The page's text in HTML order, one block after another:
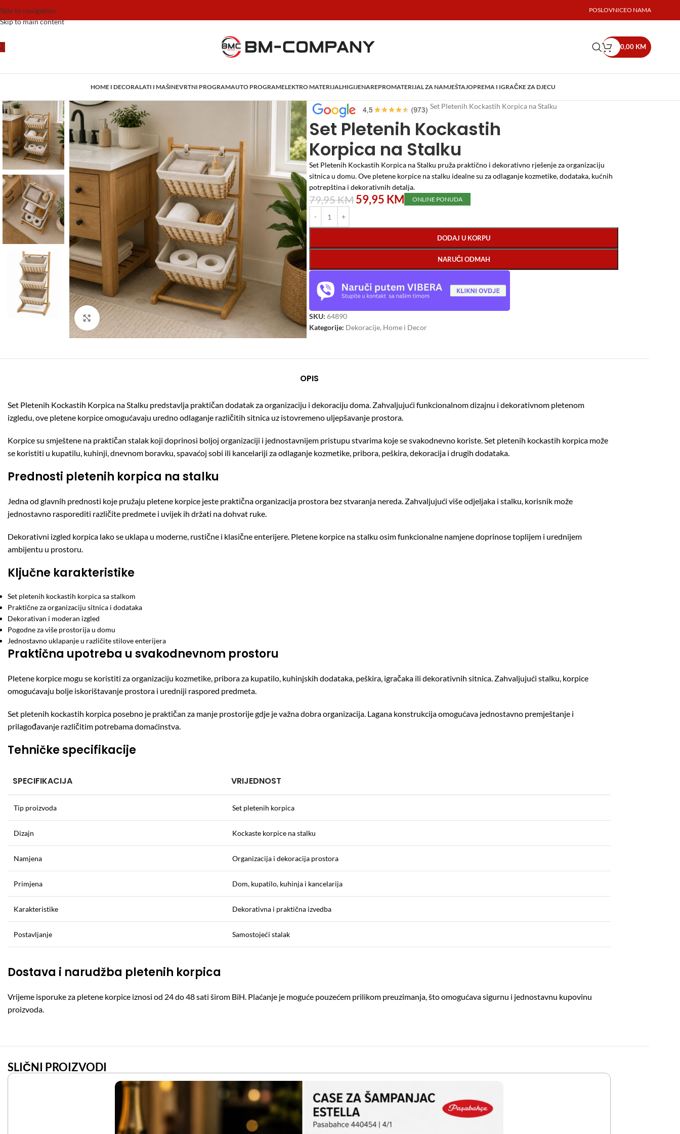
Skip to navigation
Skip to main content
POSLOVNICEO NAMA
0,00 KM
HOME I DECORALATI I MAŠINEVRTNI PROGRAMAUTO PROGRAMELEKTRO MATERIJALHIGIJENAREPROMATERIJAL ZA NAMJEŠTAJOPREMA I IGRAČKE ZA DJECU
Click to enlarge
Početna/Home i Decor/ Dekoracije/ Set Pletenih Kockastih Korpica na Stalku
Set Pletenih Kockastih
Korpica na Stalku
Set Pletenih Kockastih Korpica na Stalku pruža praktično i dekorativno rješenje za organizaciju
sitnica u domu. Ove pletene korpice na stalku idealne su za odlaganje kozmetike, dodataka, kućnih
potrepština i dekorativnih detalja.
79,95KM 59,95 KM ONLINE PONUDA
DODAJ U KORPU
NARUČI ODMAH
SKU: 64890
Kategorije: Dekoracije, Home i Decor
OPIS
Set Pletenih Kockastih Korpica na Stalku predstavlja praktičan dodatak za organizaciju i dekoraciju doma. Zahvaljujući funkcionalnom dizajnu i dekorativnom pletenom
izgledu, ove pletene korpice omogućavaju uredno odlaganje različitih sitnica uz istovremeno uljepšavanje prostora.
Korpice su smještene na praktičan stalak koji doprinosi boljoj organizaciji i jednostavnijem pristupu stvarima koje se svakodnevno koriste. Set pletenih kockastih korpica može
se koristiti u kupatilu, kuhinji, dnevnom boravku, spavaćoj sobi ili kancelariji za odlaganje kozmetike, pribora, peškira, dekoracija i drugih dodataka.
Prednosti pletenih korpica na stalku
Jedna od glavnih prednosti koje pružaju pletene korpice jeste praktična organizacija prostora bez stvaranja nereda. Zahvaljujući više odjeljaka i stalku, korisnik može
jednostavno rasporediti različite predmete i uvijek ih držati na dohvat ruke.
Dekorativni izgled korpica lako se uklapa u moderne, rustične i klasične enterijere. Pletene korpice na stalku osim funkcionalne namjene doprinose toplijem i urednijem
ambijentu u prostoru.
Ključne karakteristike
Set pletenih kockastih korpica sa stalkom
Praktične za organizaciju sitnica i dodataka
Dekorativan i moderan izgled
Pogodne za više prostorija u domu
Jednostavno uklapanje u različite stilove enterijera
Praktična upotreba u svakodnevnom prostoru
Pletene korpice mogu se koristiti za organizaciju kozmetike, pribora za kupatilo, kuhinjskih dodataka, peškira, igračaka ili dekorativnih sitnica. Zahvaljujući stalku, korpice
omogućavaju bolje iskorištavanje prostora i uredniji raspored predmeta.
Set pletenih kockastih korpica posebno je praktičan za manje prostorije gdje je važna dobra organizacija. Lagana konstrukcija omogućava jednostavno premještanje i
prilagođavanje različitim potrebama domaćinstva.
Tehničke specifikacije
SPECIFIKACIJA VRIJEDNOST
Tip proizvoda Set pletenih korpica
Dizajn Kockaste korpice na stalku
Namjena Organizacija i dekoracija prostora
Primjena Dom, kupatilo, kuhinja i kancelarija
Karakteristike Dekorativna i praktična izvedba
Postavljanje Samostojeći stalak
Dostava i narudžba pletenih korpica
Vrijeme isporuke za pletene korpice iznosi od 24 do 48 sati širom BiH. Plaćanje je moguće pouzećem prilikom preuzimanja, što omogućava sigurnu i jednostavnu kupovinu
proizvoda.
SLIČNI PROIZVODI